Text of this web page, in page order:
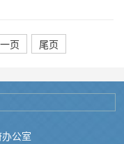
页 尾页
公室